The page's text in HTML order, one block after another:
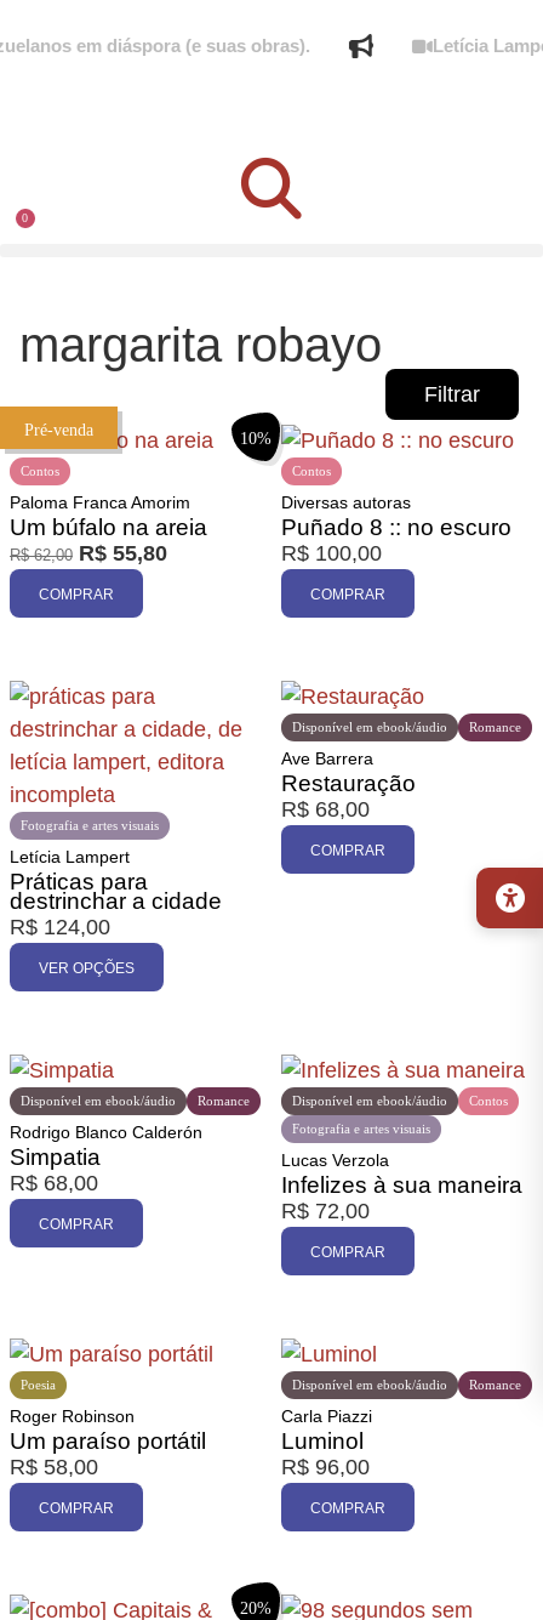
em diáspora (e suas obras). Letícia
0
margarita robayo
Filtrar
Promoção
10%
Pré-venda
Contos
Paloma Franca Amorim
Um búfalo na areia
R$62,00 R$ 55,80
COMPRAR
Contos
Diversas autoras
Puñado 8 :: no escuro
R$ 100,00
COMPRAR
Fotografia e artes visuais
Letícia Lampert
Práticas para
destrinchar a cidade
R$ 124,00
VER OPÇÕES
Disponível em ebook/áudio Romance
Ave Barrera
Restauração
R$ 68,00
COMPRAR
Disponível em ebook/áudio Romance
Rodrigo Blanco Calderón
Simpatia
R$ 68,00
COMPRAR
Contos
Disponível em ebook/áudio
Fotografia e artes visuais
Lucas Verzola
Infelizes à sua maneira
R$ 72,00
COMPRAR
Poesia
Roger Robinson
Um paraíso portátil
R$ 58,00
COMPRAR
Disponível em ebook/áudio Romance
Carla Piazzi
Luminol
R$ 96,00
COMPRAR
20%